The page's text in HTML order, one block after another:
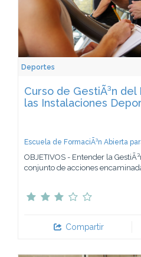
Deportes
Curso de GestiÃ³n
las Instalaciones
Escuela de FormaciÃ³n Abierta
OBJETIVOS - Entender la
conjunto de acciones
Compartir